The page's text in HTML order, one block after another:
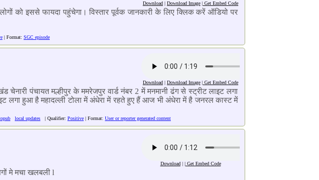
Download | Download Image | Get Embed Code
को इससे फायदा पहुंचेगा। विस्तार पूर्वक जानकारी के लिए क्लिक करें ऑडियो पर
| Format: SGC episode
Download | Download Image | Get Embed Code
पंचायत मल्हीपुर के ममरेजपुर वार्ड नंबर 2 में मनमानी ढंग से स्ट्रीट लाइट लगा
लगा हुआ है महादल्ली टोला में अंधेरा में रहते हुए हैं आज भी अंधेरा में है जनरल कास्ट में
local updates | Qualifier: Positive | Format: User or reporter generated content
Download| |Get Embed Code
मे मचा खलबली l